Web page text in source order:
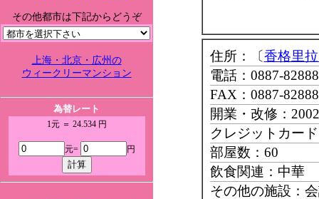
その他都市は下記からどうぞ
上海・北京・広州の
ウィークリーマンション
為替レート
1元 ＝ 24.534 円
元= 円
住所：〔香格里
電話：0887-
FAX：0887-
開業・改修：
クレジットカー
部屋数：60
飲食関連：中華
その他の施設